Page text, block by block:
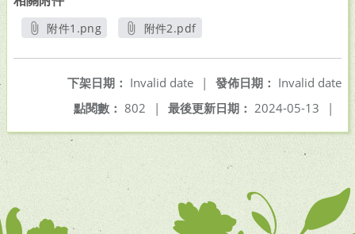
附件1.png
附件2.pdf
發佈日期： Invalid date
下架日期： Invalid date
|
最後更新日期： 2024-05-13 |
點閱數： 802 |